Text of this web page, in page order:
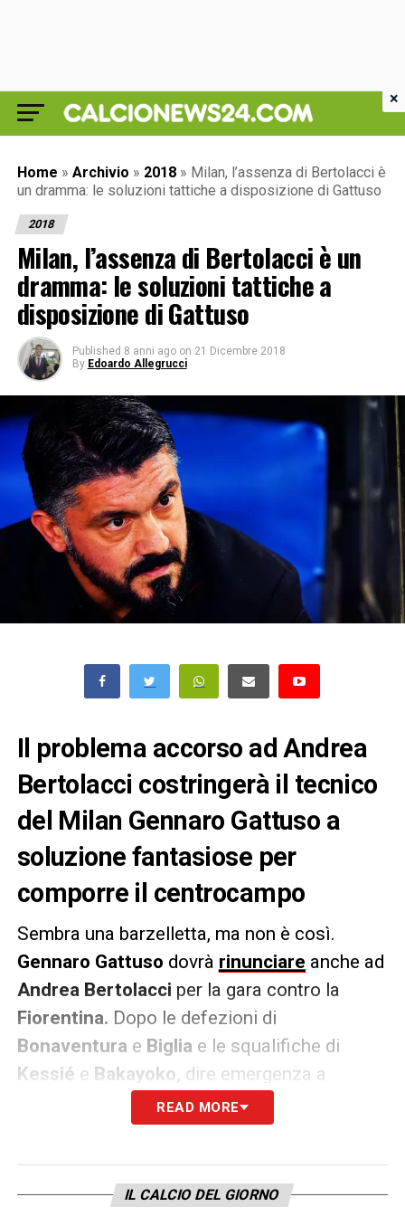
Home » Archivio » 2018 » Milan, l’assenza di Bertolacci è
un dramma: le soluzioni tattiche a disposizione di Gattuso
2018
Milan, l’assenza di Bertolacci è un
dramma: le soluzioni tattiche a
disposizione di Gattuso
Published 8 anni ago on 21 Dicembre 2018
By Edoardo Allegrucci
Il problema accorso ad Andrea
Bertolacci costringerà il tecnico
del Milan Gennaro Gattuso a
soluzione fantasiose per
comporre il centrocampo
Sembra una barzelletta, ma non è così.
Gennaro Gattuso dovrà rinunciare anche ad
Andrea Bertolacci per la gara contro la
Fiorentina. Dopo le defezioni di
Bonaventura e Biglia e le squalifiche di
Kessié e Bakayoko, dire emergenza a
centrocampo è quasi un eufemismo. Quali
saranno le soluzioni del tecnico rossonero
un miracoloso risultato?
READ MORE
IL CALCIO DEL GIORNO
×